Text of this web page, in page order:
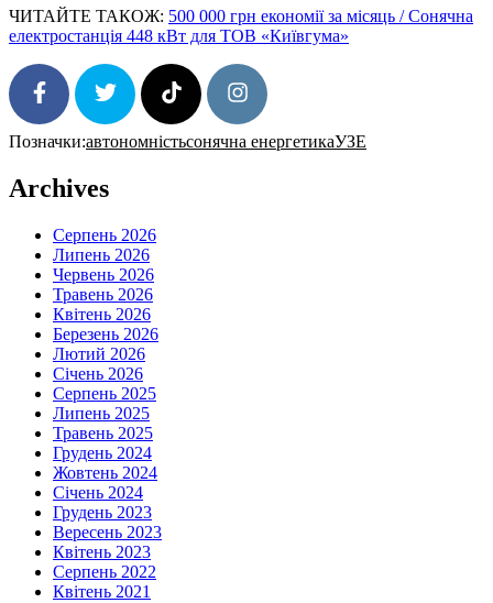
ЧИТАЙТЕ ТАКОЖ: 500 000 грн економії за місяць / Сонячна
електростанція 448 кВт для ТОВ «Київгума»
TWEET FOLLOW FOLLOW
Позначки:автономністьсонячна енергетикаУЗЕ
Archives
Серпень 2026
Липень 2026
Червень 2026
Травень 2026
Квітень 2026
Березень 2026
Лютий 2026
Січень 2026
Серпень 2025
Липень 2025
Травень 2025
Грудень 2024
Жовтень 2024
Січень 2024
Грудень 2023
Вересень 2023
Квітень 2023
Серпень 2022
Квітень 2021